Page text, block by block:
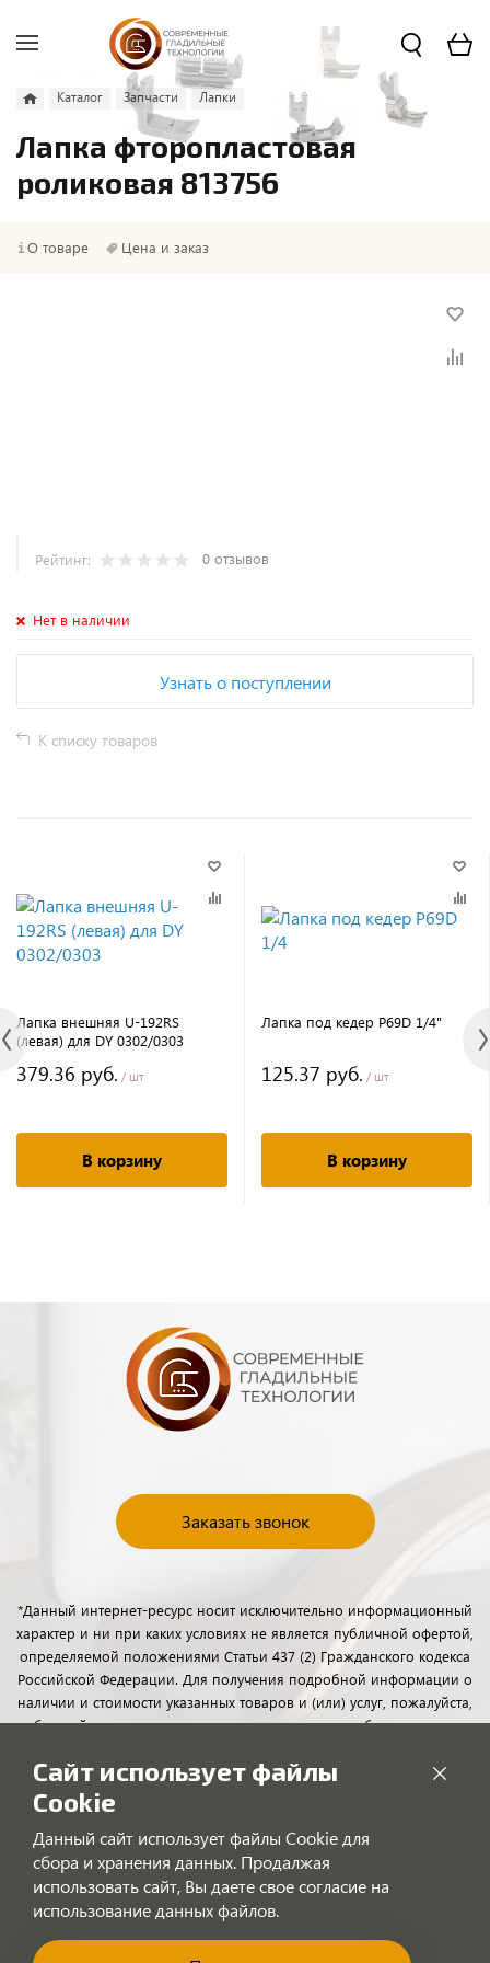
Каталог Запчасти Лапки
Лапка фторопластовая
роликовая 813756
О товаре Цена и заказ
Рейтинг: 0 отзывов
Нет в наличии
Узнать о поступлении
К списку товаров
Лапка внешняя U-192RS
(левая) для DY 0302/0303
379.36 руб. / шт
В корзину
Лапка под кедер P69D 1/4"
125.37 руб. / шт
В корзину
Заказать звонок
*Данный интернет-ресурс носит исключительно информационный
характер и ни при каких условиях не является публичной офертой,
определяемой положениями Статьи 437 (2) Гражданского кодекса
Российской Федерации. Для получения подробной информации о
наличии и стоимости указанных товаров и (или) услуг, пожалуйста,
обращайтесь к менеджерам отдела клиентского обслуживания с
Сайт использует файлы
Cookie
Данный сайт использует файлы Cookie для
сбора и хранения данных. Продалжая
использовать сайт, Вы даете свое согласие на
использование данных файлов.